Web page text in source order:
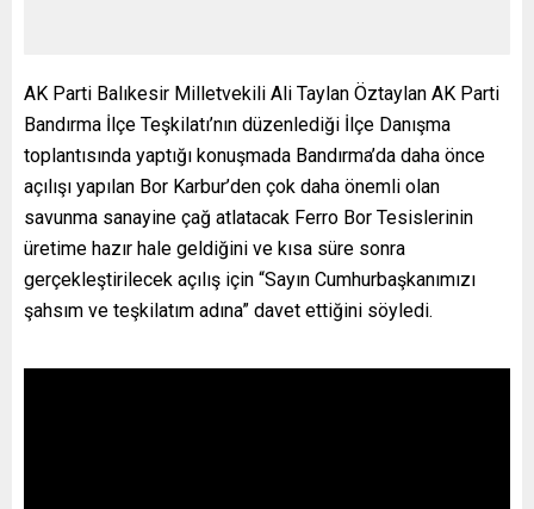
AK Parti Balıkesir Milletvekili Ali Taylan Öztaylan AK Parti
Bandırma İlçe Teşkilatı’nın düzenlediği İlçe Danışma
toplantısında yaptığı konuşmada Bandırma’da daha önce
açılışı yapılan Bor Karbur’den çok daha önemli olan
savunma sanayine çağ atlatacak Ferro Bor Tesislerinin
üretime hazır hale geldiğini ve kısa süre sonra
gerçekleştirilecek açılış için “Sayın Cumhurbaşkanımızı
şahsım ve teşkilatım adına” davet ettiğini söyledi.